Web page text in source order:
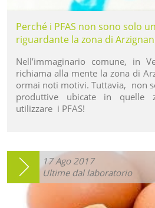
Perché i PFAS non sono solo
riguardante la zona di
Nell’immaginario comune, in
richiama alla mente la zona di
ormai noti motivi. Tuttavia, non
produttive ubicate in quelle
utilizzare i PFAS!
17 Ago 2017
Ultime dal laboratorio